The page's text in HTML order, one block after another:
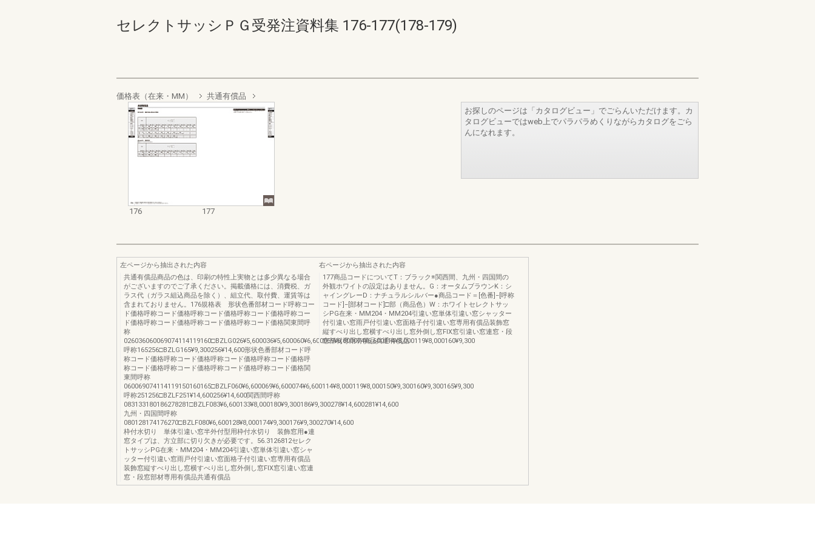
セレクトサッシＰＧ受発注資料集 176-177(178-179)
価格表（在来・MM） 共通有償品
176 177
お探しのページは「カタログビュー」でごらんいただけます。カ
タログビューではweb上でパラパラめくりながらカタログをごら
んになれます。
左ページから抽出された内容
共通有償品商品の色は、印刷の特性上実物とは多少異なる場合
がございますのでご了承ください。掲載価格には、消費税、ガ
ラス代（ガラス組込商品を除く）、組立代、取付費、運賃等は
含まれておりません。176規格表 形状色番部材コード呼称コー
ド価格呼称コード価格呼称コード価格呼称コード価格呼称コー
ド価格呼称コード価格呼称コード価格呼称コード価格関東間呼
称
026036060069074114119160□BZLG026¥5,600036¥5,600060¥6,600069¥6,600074¥6,600114¥8,000119¥8,000160¥9,300
呼称165256□BZLG165¥9,300256¥14,600形状色番部材コード呼
称コード価格呼称コード価格呼称コード価格呼称コード価格呼
称コード価格呼称コード価格呼称コード価格呼称コード価格関
東間呼称
060069074114119150160165□BZLF060¥6,600069¥6,600074¥6,600114¥8,000119¥8,000150¥9,300160¥9,300165¥9,300
呼称251256□BZLF251¥14,600256¥14,600関西間呼称
083133180186278281□BZLF083¥6,600133¥8,000180¥9,300186¥9,300278¥14,600281¥14,600
九州・四国間呼称
080128174176270□BZLF080¥6,600128¥8,000174¥9,300176¥9,300270¥14,600
枠付水切り 単体引違い窓半外付型用枠付水切り 装飾窓用●連
窓タイプは、方立部に切り欠きが必要です。56.3126812セレク
トサッシPG在来・MM204・MM204引違い窓単体引違い窓シャ
ッター付引違い窓雨戸付引違い窓面格子付引違い窓専用有償品
装飾窓縦すべり出し窓横すべり出し窓外倒し窓FIX窓引違い窓連
窓・段窓部材専用有償品共通有償品
右ページから抽出された内容
177商品コードについてT：ブラック※関西間、九州・四国間の
外観ホワイトの設定はありません。G：オータムブラウンK：シ
ャイングレーD：ナチュラルシルバー●商品コード＝[色番]−[呼称
コード]−[部材コード]□部（商品色）W：ホワイトセレクトサッ
シPG在来・MM204・MM204引違い窓単体引違い窓シャッター
付引違い窓雨戸付引違い窓面格子付引違い窓専用有償品装飾窓
縦すべり出し窓横すべり出し窓外倒し窓FIX窓引違い窓連窓・段
窓部材専用有償品共通有償品